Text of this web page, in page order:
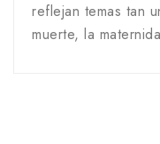
reflejan temas tan
muerte, la